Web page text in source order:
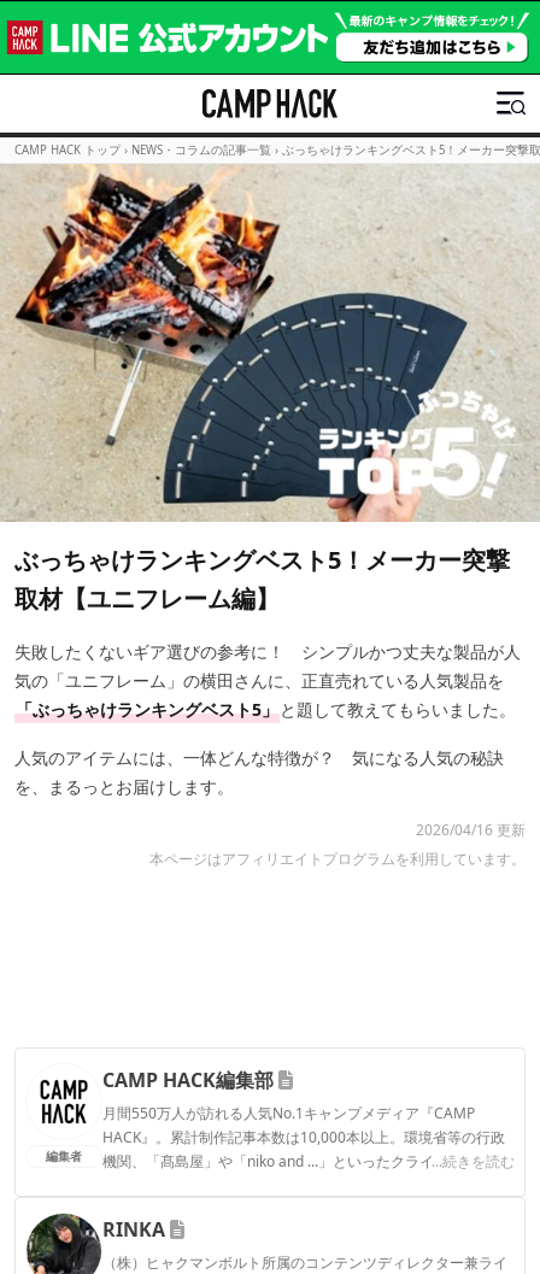
CAMP HACK トップ › NEWS・コラムの記事一覧 › ぶっちゃけランキングベスト5！メーカー突撃
ぶっちゃけランキングベスト5！メーカー突撃
取材【ユニフレーム編】
失敗したくないギア選びの参考に！ シンプルかつ丈夫な製品が人
気の「ユニフレーム」の横田さんに、正直売れている人気製品を
「ぶっちゃけランキングベスト5」と題して教えてもらいました。
人気のアイテムには、一体どんな特徴が？ 気になる人気の秘訣
を、まるっとお届けします。
2026/04/16 更新
本ページはアフィリエイトプログラムを利用しています。
編集者
CAMP HACK編集部
月間550万人が訪れる人気No.1キャンプメディア『CAMP
HACK』。累計制作記事本数は10,000本以上。環境省等の行政
機関、「髙島屋」や「niko and ...」といったクライアントとの
...続きを読む
CAMP HACK編集部のプロフィール
RINKA
（株）ヒャクマンボルト所属のコンテンツディレクター兼ライ